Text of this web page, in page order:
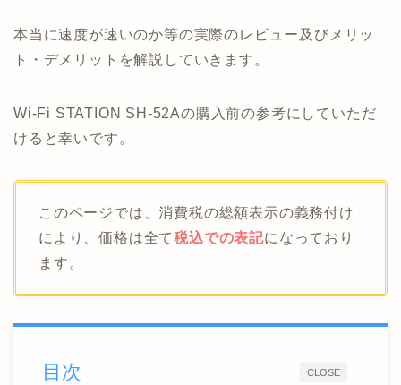
本当に速度が速いのか等の実際のレビュー及びメリッ
ト・デメリットを解説していきます。
Wi-Fi STATION SH-52Aの購入前の参考にしていただ
けると幸いです。
このページでは、消費税の総額表示の義務付け
により、価格は全て税込での表記になっており
ます。
CLOSE
目次